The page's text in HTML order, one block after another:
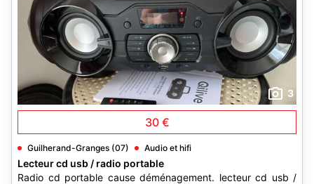
3
30 €
Guilherand-Granges (07) Audio et hifi
Lecteur cd usb / radio portable
Radio cd portable cause déménagement. lecteur cd usb /